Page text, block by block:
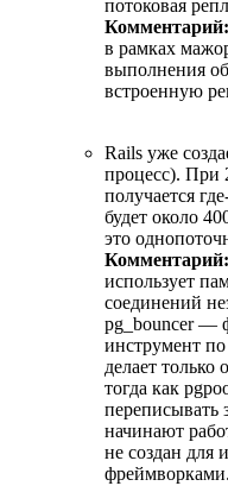
потоковая
Комментарий:
в рамках
выполнения
встроенную
Rails уже
процесс). При
получается
будет около
это
Комментарий:
использует
соединений
pg_bouncer —
инструмент
делает только
тогда как
переписывать
начинают
не создан для
фреймворками.